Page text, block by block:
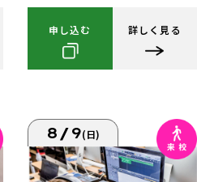
申し込む 詳しく見る
8/9(日)